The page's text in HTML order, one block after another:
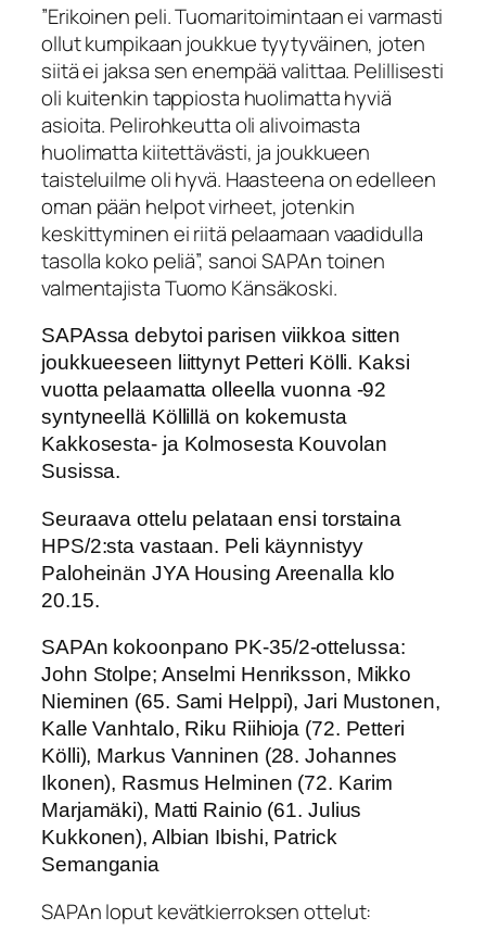
”Erikoinen peli. Tuomaritoimintaan ei varmasti
ollut kumpikaan joukkue tyytyväinen, joten
siitä ei jaksa sen enempää valittaa. Pelillisesti
oli kuitenkin tappiosta huolimatta hyviä
asioita. Pelirohkeutta oli alivoimasta
huolimatta kiitettävästi, ja joukkueen
taisteluilme oli hyvä. Haasteena on edelleen
oman pään helpot virheet, jotenkin
keskittyminen ei riitä pelaamaan vaadidulla
tasolla koko peliä”, sanoi SAPAn toinen
valmentajista Tuomo Känsäkoski.
SAPAssa debytoi parisen viikkoa sitten
joukkueeseen liittynyt Petteri Kölli. Kaksi
vuotta pelaamatta olleella vuonna -92
syntyneellä Köllillä on kokemusta
Kakkosesta- ja Kolmosesta Kouvolan
Susissa.
Seuraava ottelu pelataan ensi torstaina
HPS/2:sta vastaan. Peli käynnistyy
Paloheinän JYA Housing Areenalla klo
20.15.
SAPAn kokoonpano PK-35/2-ottelussa:
John Stolpe; Anselmi Henriksson, Mikko
Nieminen (65. Sami Helppi), Jari Mustonen,
Kalle Vanhtalo, Riku Riihioja (72. Petteri
Kölli), Markus Vanninen (28. Johannes
Ikonen), Rasmus Helminen (72. Karim
Marjamäki), Matti Rainio (61. Julius
Kukkonen), Albian Ibishi, Patrick
Semangania
SAPAn loput kevätkierroksen ottelut: